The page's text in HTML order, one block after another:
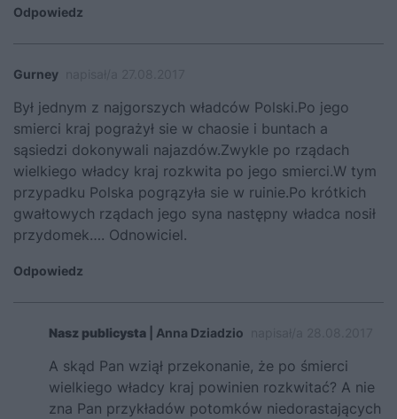
Odpowiedz
Gurney
Był jednym z najgorszych władców Polski.Po jego
smierci kraj pograżył sie w chaosie i buntach a
sąsiedzi dokonywali najazdów.Zwykle po rządach
wielkiego władcy kraj rozkwita po jego smierci.W tym
przypadku Polska pogrązyła sie w ruinie.Po krótkich
gwałtowych rządach jego syna następny władca nosił
przydomek…. Odnowiciel.
Odpowiedz
Nasz publicysta | Anna Dziadzio
A skąd Pan wziął przekonanie, że po śmierci
wielkiego władcy kraj powinien rozkwitać? A nie
zna Pan przykładów potomków niedorastających